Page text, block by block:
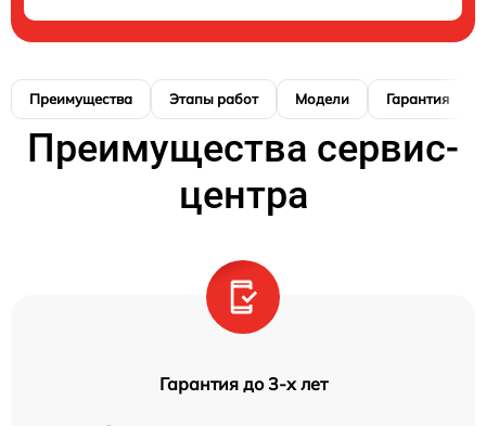
Преимущества Этапы работ Модели Гарантия
Преимущества сервис-
центра
Гарантия до 3-х лет